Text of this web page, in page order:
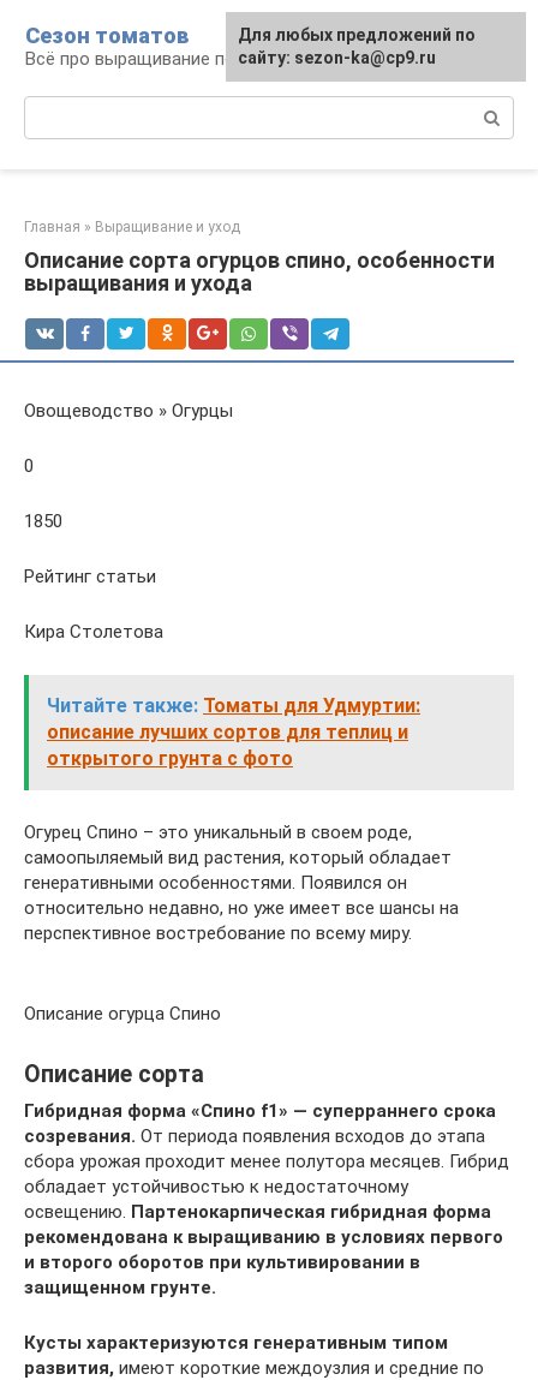
контенту
Сезон томатов
Всё про выращивание помидоров
Главная » Выращивание и уход
Описание сорта огурцов спино, особенности
выращивания и ухода
Овощеводство » Огурцы
0
1850
Рейтинг статьи
Кира Столетова
Читайте также: Томаты для Удмуртии:
описание лучших сортов для теплиц и
открытого грунта с фото
Огурец Спино – это уникальный в своем роде,
самоопыляемый вид растения, который обладает
генеративными особенностями. Появился он
относительно недавно, но уже имеет все шансы на
перспективное востребование по всему миру.
Описание огурца Спино
Описание сорта
Гибридная форма «Спино f1» — суперраннего срока
созревания. От периода появления всходов до этапа
сбора урожая проходит менее полутора месяцев. Гибрид
обладает устойчивостью к недостаточному
освещению. Партенокарпическая гибридная форма
рекомендована к выращиванию в условиях первого
и второго оборотов при культивировании в
защищенном грунте.
Кусты характеризуются генеративным типом
развития, имеют короткие междоузлия и средние по
Для любых предложений по
сайту: sezon-ka@cp9.ru